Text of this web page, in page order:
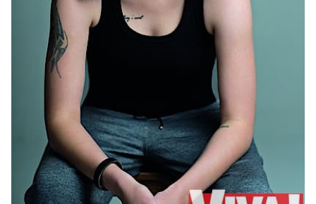
– Твой папа живет в Ростовской области.
Русские родственники рассказывают, что
происходит в Украине?
У меня язык не повернется назвать моего
биологического отца «папой». Он оставил нашу